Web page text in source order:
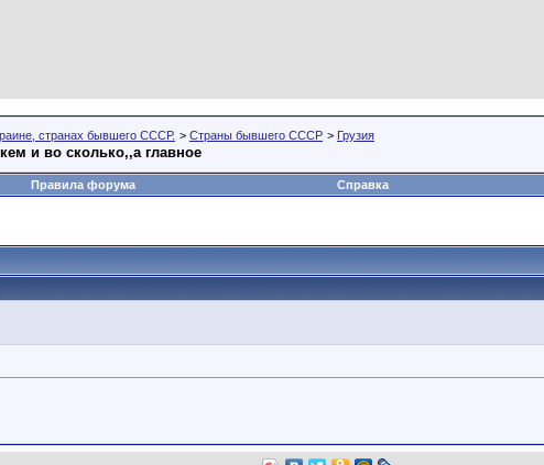
странах бывшего СССР. > Страны бывшего СССР > Грузия
и во сколько,,а главное
Правила форума Справка